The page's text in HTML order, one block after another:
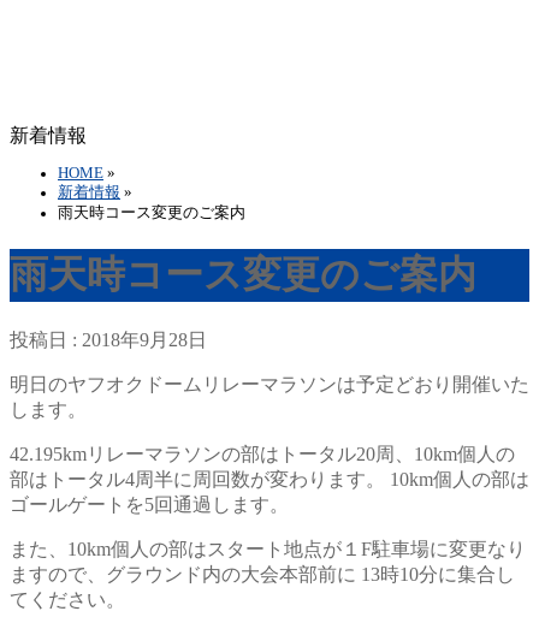
新着情報
HOME »
新着情報 »
雨天時コース変更のご案内
雨天時コース変更のご案内
投稿日 : 2018年9月28日
明日のヤフオクドームリレーマラソンは予定どおり開催いた
します。
42.195kmリレーマラソンの部はトータル20周、10km個人の
部はトータル4周半に周回数が変わります。 10km個人の部は
ゴールゲートを5回通過します。
また、10km個人の部はスタート地点が１F駐車場に変更なり
ますので、グラウンド内の大会本部前に 13時10分に集合し
てください。